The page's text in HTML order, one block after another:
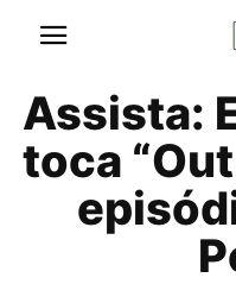
Assista:
toca